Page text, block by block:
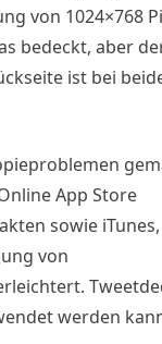
von 1024×768
bedeckt, aber
ist bei
App Store
sowie
von
werden